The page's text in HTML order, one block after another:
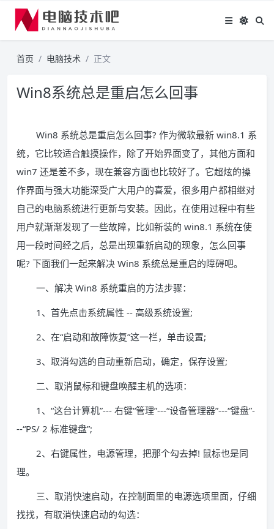
首页 电脑技术 正文
Win8系统总是重启怎么回事
Win8 系统总是重启怎么回事? 作为微软最新 win8.1 系
统，它比较适合触摸操作，除了开始界面变了，其他方面和
win7 还是差不多，现在兼容方面也比较好了。它超炫的操
作界面与强大功能深受广大用户的喜爱，很多用户都相继对
自己的电脑系统进行更新与安装。因此，在使用过程中有些
用户就渐渐发现了一些故障，比如新装的 win8.1 系统在使
用一段时间经之后，总是出现重新启动的现象，怎么回事
呢? 下面我们一起来解决 Win8 系统总是重启的障碍吧。
一、解决 Win8 系统重启的方法步骤：
1、首先点击系统属性 -- 高级系统设置;
2、在“启动和故障恢复”这一栏，单击设置;
3、取消勾选的自动重新启动，确定，保存设置;
二、取消鼠标和键盘唤醒主机的选项：
1、“这台计算机”--- 右键“管理”---“设备管理器”---“键盘”-
--“PS/ 2 标准键盘”;
2、右键属性，电源管理，把那个勾去掉! 鼠标也是同
理。
三、取消快速启动，在控制面里的电源选项里面，仔细
找找，有取消快速启动的勾选：